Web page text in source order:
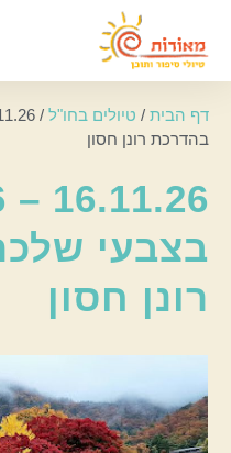
דף הבית / טיולים בחו"ל /
בהדרכת רונן חסון
בצבעי
רונן חסון